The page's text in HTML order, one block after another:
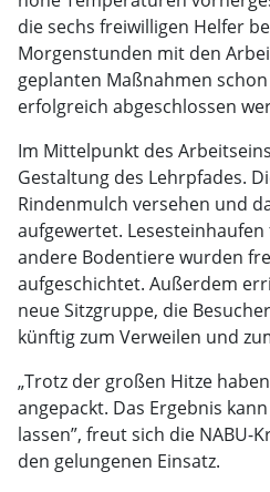
die sechs freiwilligen Helfer
Morgenstunden mit den
geplanten Maßnahmen
erfolgreich abgeschlossen
Im Mittelpunkt des
Gestaltung des Lehrpfades.
Rindenmulch versehen und
aufgewertet.
andere Bodentiere wurden
aufgeschichtet. Außerdem
neue Sitzgruppe, die
künftig zum Verweilen und
„Trotz der großen Hitze
angepackt. Das Ergebnis
lassen”, freut sich die NABU-
den gelungenen Einsatz.